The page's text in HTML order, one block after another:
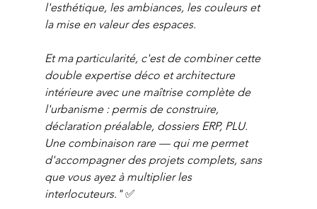
l'esthétique, les ambiances, les couleurs et
la mise en valeur des espaces.
Et ma particularité, c'est de combiner cette
double expertise déco et architecture
intérieure avec une maîtrise complète de
l'urbanisme : permis de construire,
déclaration préalable, dossiers ERP, PLU.
Une combinaison rare — qui me permet
d'accompagner des projets complets, sans
que vous ayez à multiplier les
interlocuteurs." ✅